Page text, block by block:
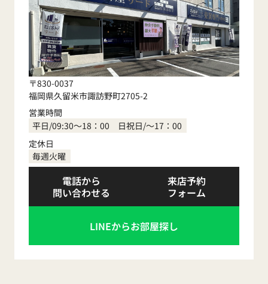
〒830-0037
福岡県久留米市諏訪野町2705-2
営業時間
平日/09:30～18：00 日祝日/～17：00
定休日
毎週火曜
電話から
問い合わせる
来店予約
フォーム
LINEからお部屋探し